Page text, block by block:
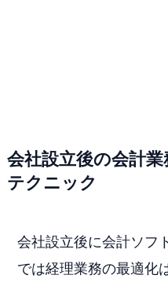
会社設立後の会計
テクニック
会社設立後に会計ソフ
では経理業務の最適化